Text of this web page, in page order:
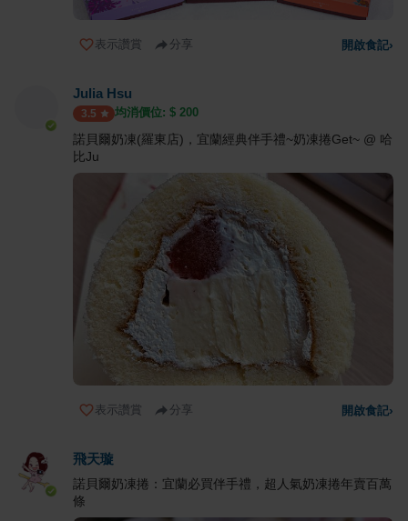
表示讚賞 分享 開啟食記›
Julia Hsu
3.5 均消價位: $ 200
諾貝爾奶凍(羅東店)，宜蘭經典伴手禮~奶凍捲Get~ @ 哈
比Ju
表示讚賞 分享 開啟食記›
飛天璇
諾貝爾奶凍捲：宜蘭必買伴手禮，超人氣奶凍捲年賣百萬
條